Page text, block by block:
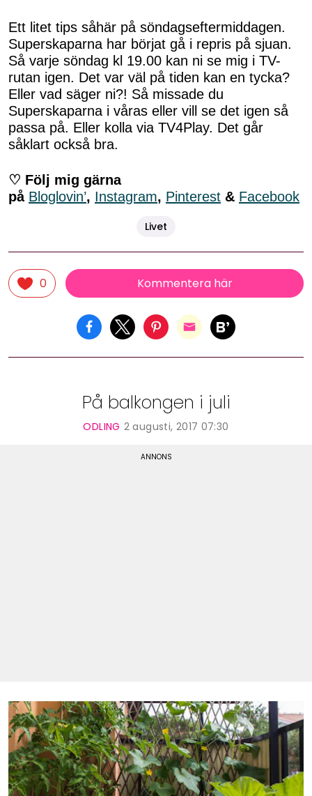
Ett litet tips såhär på söndagseftermiddagen.
Superskaparna har börjat gå i repris på sjuan.
Så varje söndag kl 19.00 kan ni se mig i TV-
rutan igen. Det var väl på tiden kan en tycka?
Eller vad säger ni?! Så missade du
Superskaparna i våras eller vill se det igen så
passa på. Eller kolla via TV4Play. Det går
såklart också bra.
♡ Följ mig gärna
på Bloglovin’, Instagram, Pinterest & Facebook
Livet
0 Kommentera här
På balkongen i juli
ODLING 2 augusti, 2017 07:30